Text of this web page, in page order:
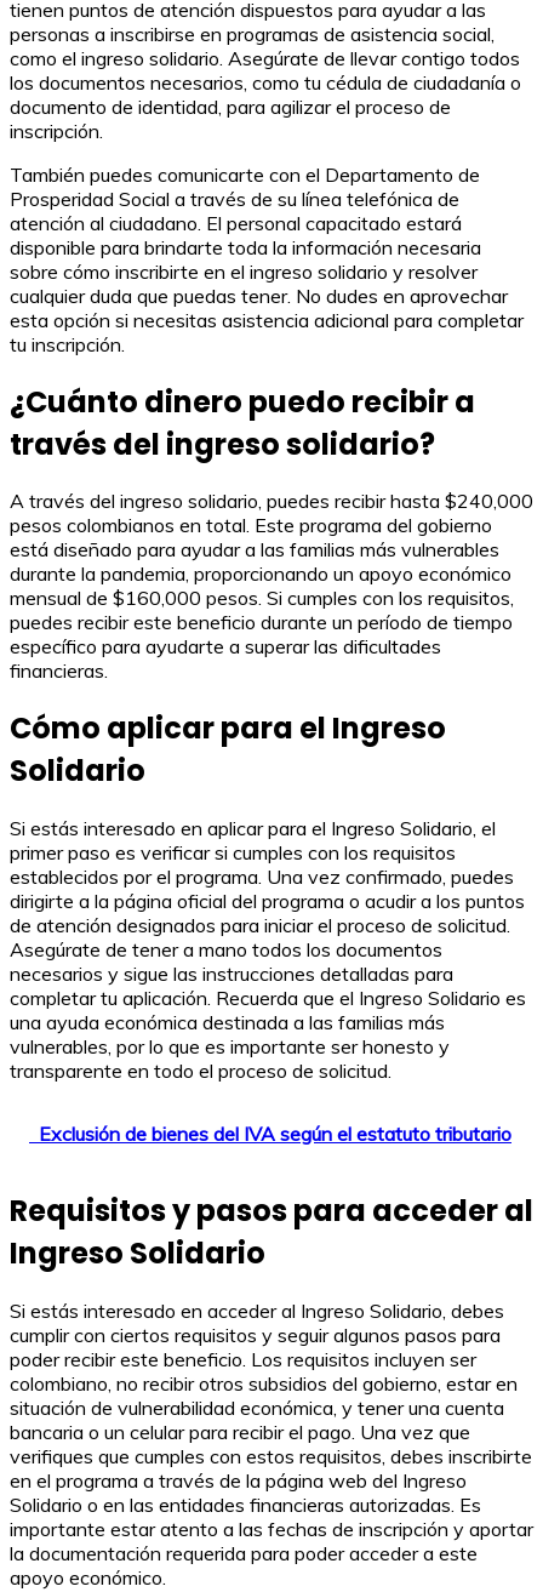
tienen puntos de atención dispuestos para ayudar a las
personas a inscribirse en programas de asistencia social,
como el ingreso solidario. Asegúrate de llevar contigo todos
los documentos necesarios, como tu cédula de ciudadanía o
documento de identidad, para agilizar el proceso de
inscripción.
También puedes comunicarte con el Departamento de
Prosperidad Social a través de su línea telefónica de
atención al ciudadano. El personal capacitado estará
disponible para brindarte toda la información necesaria
sobre cómo inscribirte en el ingreso solidario y resolver
cualquier duda que puedas tener. No dudes en aprovechar
esta opción si necesitas asistencia adicional para completar
tu inscripción.
¿Cuánto dinero puedo recibir a
través del ingreso solidario?
A través del ingreso solidario, puedes recibir hasta $240,000
pesos colombianos en total. Este programa del gobierno
está diseñado para ayudar a las familias más vulnerables
durante la pandemia, proporcionando un apoyo económico
mensual de $160,000 pesos. Si cumples con los requisitos,
puedes recibir este beneficio durante un período de tiempo
específico para ayudarte a superar las dificultades
financieras.
Cómo aplicar para el Ingreso
Solidario
Si estás interesado en aplicar para el Ingreso Solidario, el
primer paso es verificar si cumples con los requisitos
establecidos por el programa. Una vez confirmado, puedes
dirigirte a la página oficial del programa o acudir a los puntos
de atención designados para iniciar el proceso de solicitud.
Asegúrate de tener a mano todos los documentos
necesarios y sigue las instrucciones detalladas para
completar tu aplicación. Recuerda que el Ingreso Solidario es
una ayuda económica destinada a las familias más
vulnerables, por lo que es importante ser honesto y
transparente en todo el proceso de solicitud.
Exclusión de bienes del IVA según el estatuto tributario
Requisitos y pasos para acceder al
Ingreso Solidario
Si estás interesado en acceder al Ingreso Solidario, debes
cumplir con ciertos requisitos y seguir algunos pasos para
poder recibir este beneficio. Los requisitos incluyen ser
colombiano, no recibir otros subsidios del gobierno, estar en
situación de vulnerabilidad económica, y tener una cuenta
bancaria o un celular para recibir el pago. Una vez que
verifiques que cumples con estos requisitos, debes inscribirte
en el programa a través de la página web del Ingreso
Solidario o en las entidades financieras autorizadas. Es
importante estar atento a las fechas de inscripción y aportar
la documentación requerida para poder acceder a este
apoyo económico.